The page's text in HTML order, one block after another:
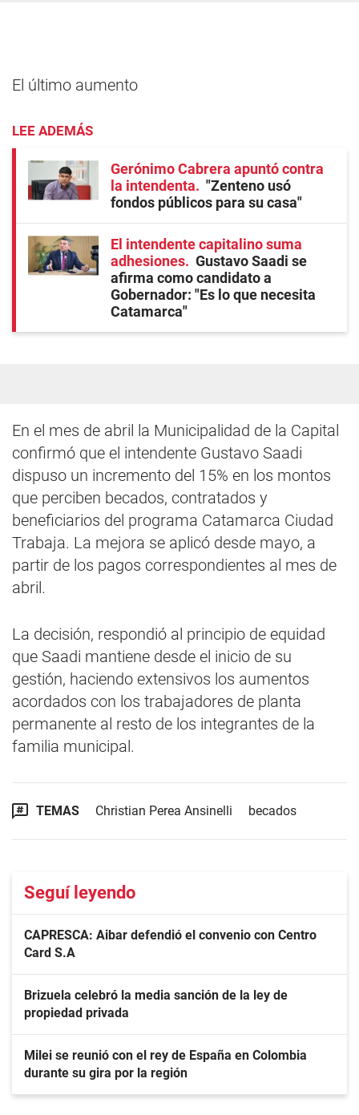
El último aumento
LEE ADEMÁS
Gerónimo Cabrera apuntó contra
la intendenta
"Zenteno usó
fondos públicos para su casa"
El intendente capitalino suma
adhesiones
Gustavo Saadi se
afirma como candidato a
Gobernador: "Es lo que necesita
Catamarca"
En el mes de abril la Municipalidad de la Capital
confirmó que el intendente Gustavo Saadi
dispuso un incremento del 15% en los montos
que perciben becados, contratados y
beneficiarios del programa Catamarca Ciudad
Trabaja. La mejora se aplicó desde mayo, a
partir de los pagos correspondientes al mes de
abril.
La decisión, respondió al principio de equidad
que Saadi mantiene desde el inicio de su
gestión, haciendo extensivos los aumentos
acordados con los trabajadores de planta
permanente al resto de los integrantes de la
familia municipal.
TEMAS Christian Perea Ansinelli becados
Seguí leyendo
CAPRESCA: Aibar defendió el convenio con Centro
Card S.A
Brizuela celebró la media sanción de la ley de
propiedad privada
Milei se reunió con el rey de España en Colombia
durante su gira por la región